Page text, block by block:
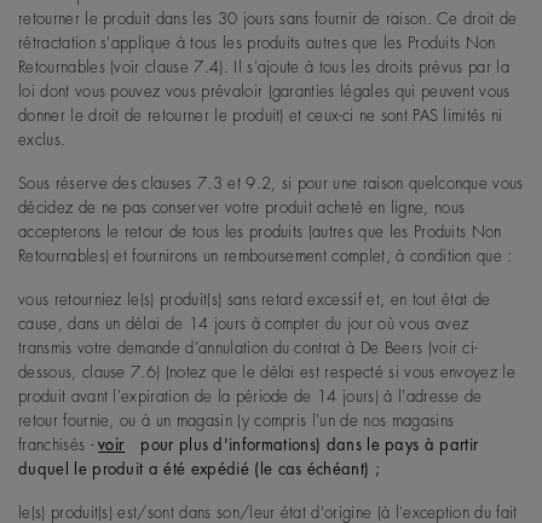
retourner le produit dans les 30 jours sans fournir de raison. Ce droit de
rétractation s'applique à tous les produits autres que les Produits Non
Retournables (voir clause 7.4). Il s'ajoute à tous les droits prévus par la
loi dont vous pouvez vous prévaloir (garanties légales qui peuvent vous
donner le droit de retourner le produit) et ceux-ci ne sont PAS limités ni
exclus.
Sous réserve des clauses 7.3 et 9.2, si pour une raison quelconque vous
décidez de ne pas conserver votre produit acheté en ligne, nous
accepterons le retour de tous les produits (autres que les Produits Non
Retournables) et fournirons un remboursement complet, à condition que :
vous retourniez le(s) produit(s) sans retard excessif et, en tout état de
cause, dans un délai de 14 jours à compter du jour où vous avez
transmis votre demande d’annulation du contrat à De Beers (voir ci-
dessous, clause 7.6) (notez que le délai est respecté si vous envoyez le
produit avant l'expiration de la période de 14 jours) à l'adresse de
retour fournie, ou à un magasin (y compris l'un de nos magasins
franchisés -voir
pour plus d'informations) dans le pays à partir
duquel le produit a été expédié (le cas échéant) ;
le(s) produit(s) est/sont dans son/leur état d'origine (à l'exception du fait